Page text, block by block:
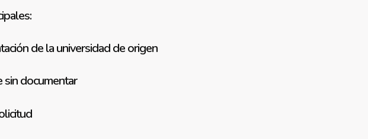
de la universidad de origen
sin documentar